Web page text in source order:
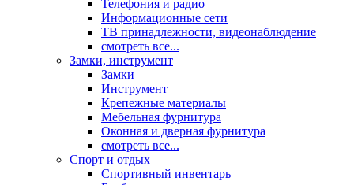
Телефония и радио
Информационные сети
ТВ принадлежности, видеонаблюдение
смотреть все...
Замки, инструмент
Замки
Инструмент
Крепежные материалы
Мебельная фурнитура
Оконная и дверная фурнитура
смотреть все...
Спорт и отдых
Спортивный инвентарь